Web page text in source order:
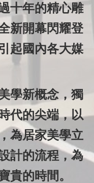
十年的精心雕
新開幕閃耀登
起國內各大媒
學新概念，獨
代的尖端，以
為居家美學立
計的流程，為
貴的時間。